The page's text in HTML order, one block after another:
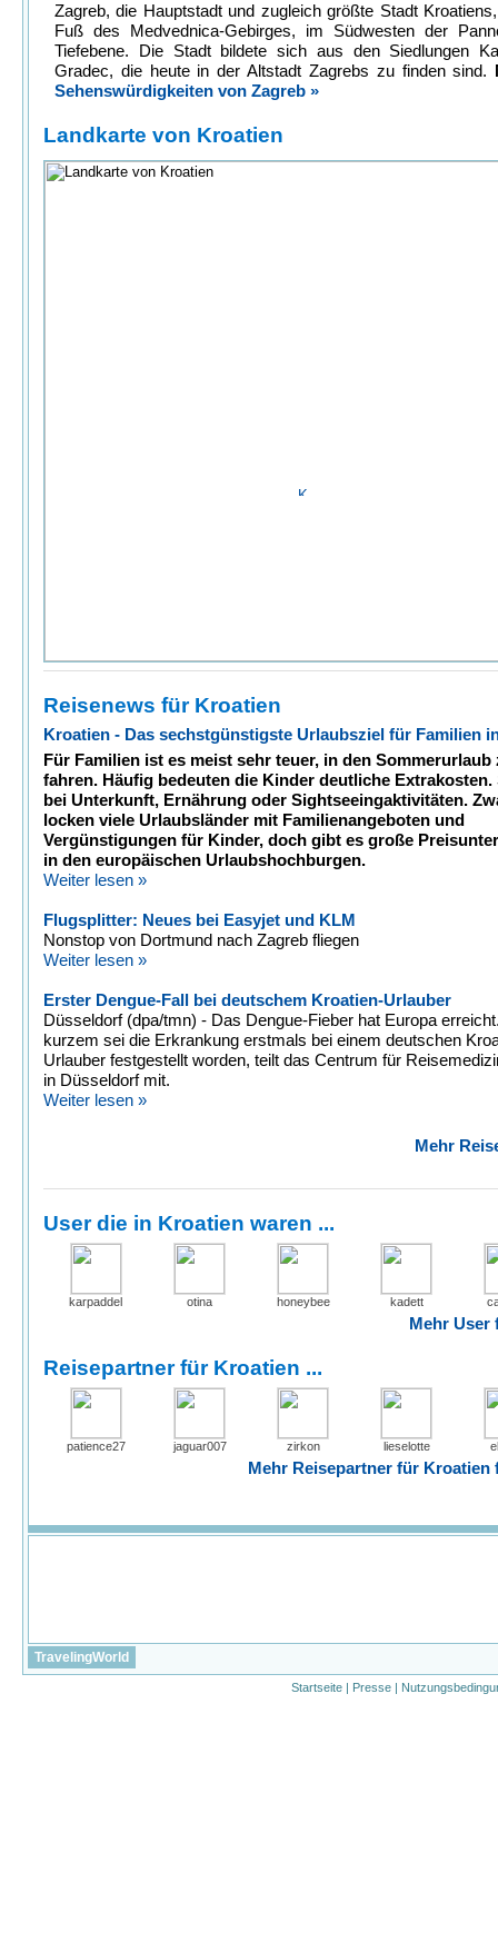
Zagreb, die Hauptstadt und zugleich größte Stadt
Fuß des Medvednica-Gebirges, im Südwesten der
Tiefebene. Die Stadt bildete sich aus den Siedlungen
Gradec, die heute in der Altstadt Zagrebs zu finden sind.
Sehenswürdigkeiten von Zagreb »
Landkarte von Kroatien
Reisenews für Kroatien
Kroatien - Das sechstgünstigste Urlaubsziel für Familien
Für Familien ist es meist sehr teuer, in den Sommerurlaub
fahren. Häufig bedeuten die Kinder deutliche Extrakosten.
bei Unterkunft, Ernährung oder Sightseeingaktivitäten.
locken viele Urlaubsländer mit Familienangeboten und
Vergünstigungen für Kinder, doch gibt es große
in den europäischen Urlaubshochburgen.
Weiter lesen »
Flugsplitter: Neues bei Easyjet und KLM
Nonstop von Dortmund nach Zagreb fliegen
Weiter lesen »
Erster Dengue-Fall bei deutschem Kroatien-Urlauber
Düsseldorf (dpa/tmn) - Das Dengue-Fieber hat Europa
kurzem sei die Erkrankung erstmals bei einem deutschen
Urlauber festgestellt worden, teilt das Centrum für
in Düsseldorf mit.
Weiter lesen »
Mehr
User die in Kroatien waren ...
karpaddel otina honeybee kadett
Mehr User
Reisepartner für Kroatien ...
patience27 jaguar007 zirkon lieselotte
Mehr Reisepartner für Kroatien
TravelingWorld
Startseite | Presse |